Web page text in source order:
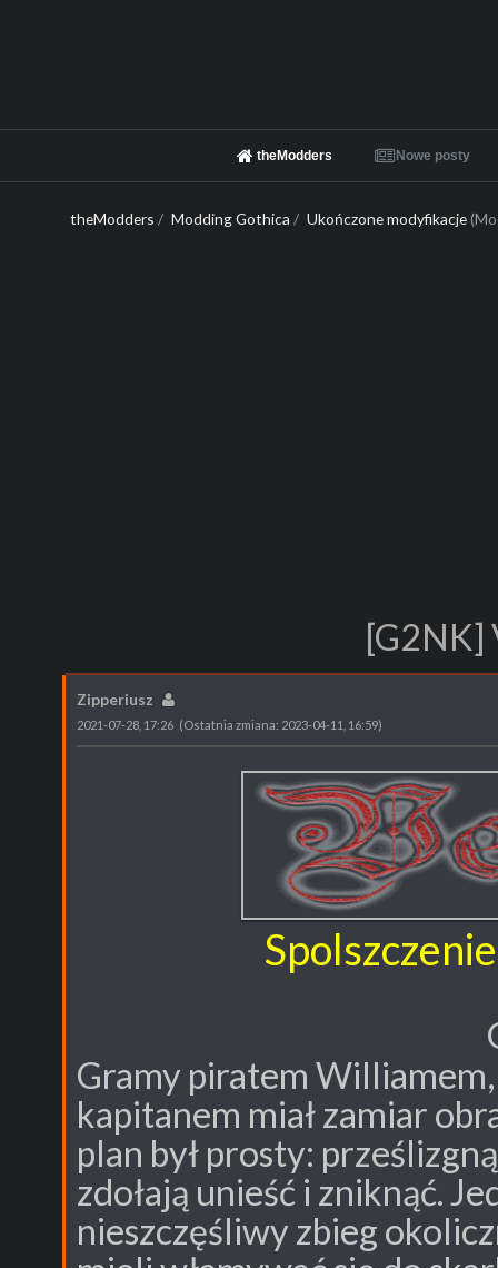
theModders Nowe posty
theModders / Modding Gothica / Ukończone modyfikacje
[G2NK]
Zipperiusz
2021-07-28, 17:26 (Ostatnia zmiana: 2023-04-11, 16:59)
Gramy piratem
kapitanem miał zamiar
plan był prosty:
zdołają unieść i zniknąć.
nieszczęśliwy zbieg